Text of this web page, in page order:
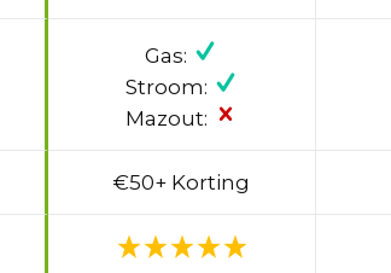
Gas:
Stroom:
Mazout:
€50+ Korting